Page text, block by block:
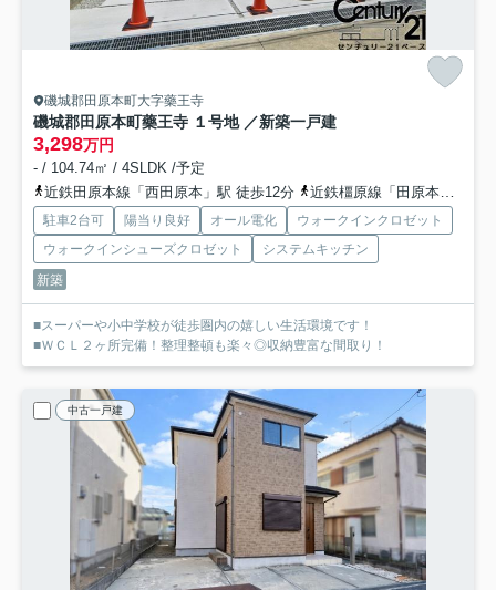
磯城郡田原本町大字藥王寺
磯城郡田原本町藥王寺 １号地 ／新築一戸建
3,298万円
- / 104.74㎡ / 4SLDK /予定
近鉄田原本線「西田原本」駅 徒歩12分
近鉄橿原線「田原本」駅 徒歩13分
駐車2台可 陽当り良好 オール電化
ウォークインクロゼット
ウォークインシューズクロゼット
システムキッチン
新築
■スーパーや小中学校が徒歩圏内の嬉しい生活環境です！
■ＷＣＬ２ヶ所完備！整理整頓も楽々◎収納豊富な間取り！
中古一戸建